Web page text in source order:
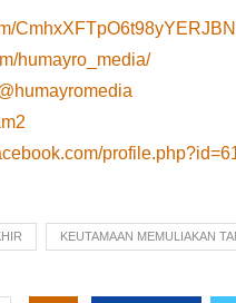
humayro_media/
KEUTAMAAN MEMULIAKAN